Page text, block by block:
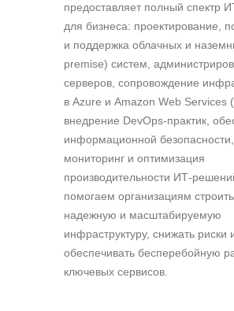
предоставляет полный спектр
для бизнеса: проектирование,
и поддержка облачных и
premise) систем,
серверов, сопровождение
в Azure и Amazon Web Services
внедрение DevOps-практик,
информационной безопасности,
мониторинг и оптимизация
производительности ИТ-
помогаем организациям строить
надежную и масштабируемую
инфраструктуру, снижать риски
обеспечивать бесперебойную
ключевых сервисов.